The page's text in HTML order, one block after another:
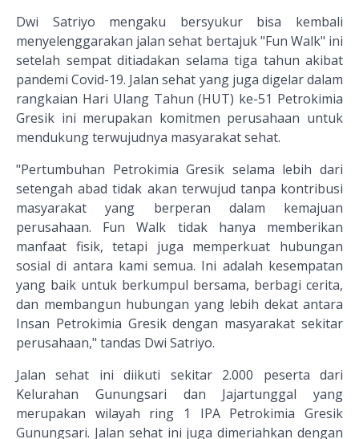
Dwi Satriyo mengaku bersyukur bisa kembali
menyelenggarakan jalan sehat bertajuk "Fun Walk" ini
setelah sempat ditiadakan selama tiga tahun akibat
pandemi Covid-19. Jalan sehat yang juga digelar dalam
rangkaian Hari Ulang Tahun (HUT) ke-51 Petrokimia
Gresik ini merupakan komitmen perusahaan untuk
mendukung terwujudnya masyarakat sehat.
"Pertumbuhan Petrokimia Gresik selama lebih dari
setengah abad tidak akan terwujud tanpa kontribusi
masyarakat yang berperan dalam kemajuan
perusahaan. Fun Walk tidak hanya memberikan
manfaat fisik, tetapi juga memperkuat hubungan
sosial di antara kami semua. Ini adalah kesempatan
yang baik untuk berkumpul bersama, berbagi cerita,
dan membangun hubungan yang lebih dekat antara
Insan Petrokimia Gresik dengan masyarakat sekitar
perusahaan," tandas Dwi Satriyo.
Jalan sehat ini diikuti sekitar 2.000 peserta dari
Kelurahan Gunungsari dan Jajartunggal yang
merupakan wilayah ring 1 IPA Petrokimia Gresik
Gunungsari. Jalan sehat ini juga dimeriahkan dengan